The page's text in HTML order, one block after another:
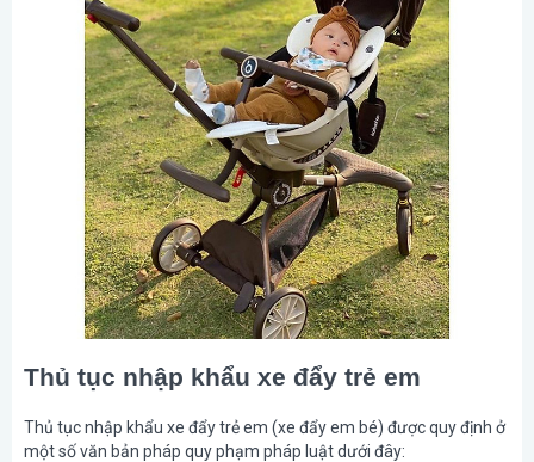
Thủ tục nhập khẩu xe đẩy trẻ em
Thủ tục nhập khẩu xe đẩy trẻ em (xe đẩy em bé) được quy định ở
một số văn bản pháp quy phạm pháp luật dưới đây: